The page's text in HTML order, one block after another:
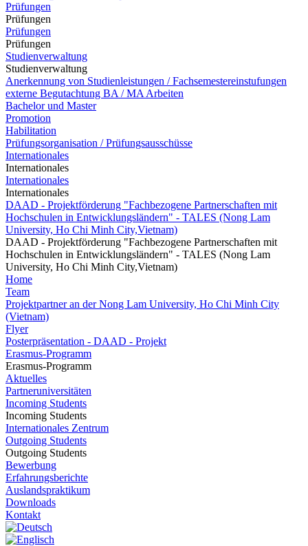
Prüfungen
Prüfungen
Prüfungen
Prüfungen
Studienverwaltung
Studienverwaltung
Anerkennung von Studienleistungen / Fachsemestereinstufungen
externe Begutachtung BA / MA Arbeiten
Bachelor und Master
Promotion
Habilitation
Prüfungsorganisation / Prüfungsausschüsse
Internationales
Internationales
Internationales
Internationales
DAAD - Projektförderung "Fachbezogene Partnerschaften mit
Hochschulen in Entwicklungsländern" - TALES (Nong Lam
University, Ho Chi Minh City,Vietnam)
DAAD - Projektförderung "Fachbezogene Partnerschaften mit
Hochschulen in Entwicklungsländern" - TALES (Nong Lam
University, Ho Chi Minh City,Vietnam)
Home
Team
Projektpartner an der Nong Lam University, Ho Chi Minh City
(Vietnam)
Flyer
Posterpräsentation - DAAD - Projekt
Erasmus-Programm
Erasmus-Programm
Aktuelles
Partneruniversitäten
Incoming Students
Incoming Students
Internationales Zentrum
Outgoing Students
Outgoing Students
Bewerbung
Erfahrungsberichte
Auslandspraktikum
Downloads
Kontakt